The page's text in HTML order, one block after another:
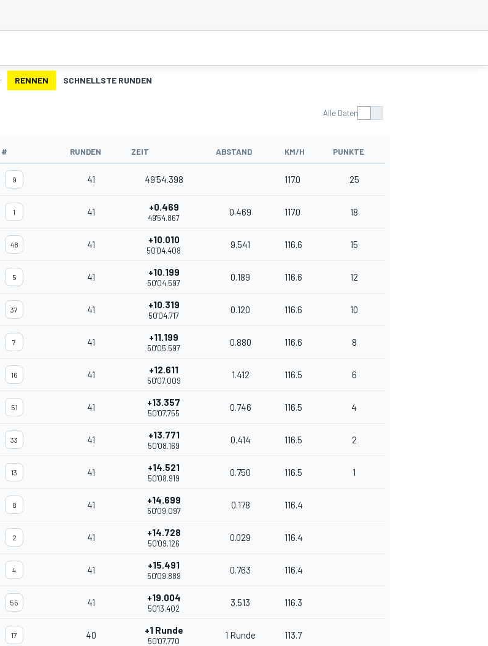
RENNEN SCHNELLSTE RUNDEN
Alle Daten
# RUNDEN ZEIT ABSTAND KM/H PUNKTE
9 41 49'54.398 117.0 25
1 41 +0.469
49'54.867
0.469 117.0 18
48 41 +10.010
50'04.408
9.541 116.6 15
5 41 +10.199
50'04.597
0.189 116.6 12
37 41 +10.319
50'04.717
0.120 116.6 10
7 41 +11.199
50'05.597
0.880 116.6 8
16 41 +12.611
50'07.009
1.412 116.5 6
51 41 +13.357
50'07.755
0.746 116.5 4
33 41 +13.771
50'08.169
0.414 116.5 2
13 41 +14.521
50'08.919
0.750 116.5 1
8 41 +14.699
50'09.097
0.178 116.4
2 41 +14.728
50'09.126
0.029 116.4
4 41 +15.491
50'09.889
0.763 116.4
55 41 +19.004
50'13.402
3.513 116.3
17 40 +1 Runde
50'07.770
1 Runde 113.7